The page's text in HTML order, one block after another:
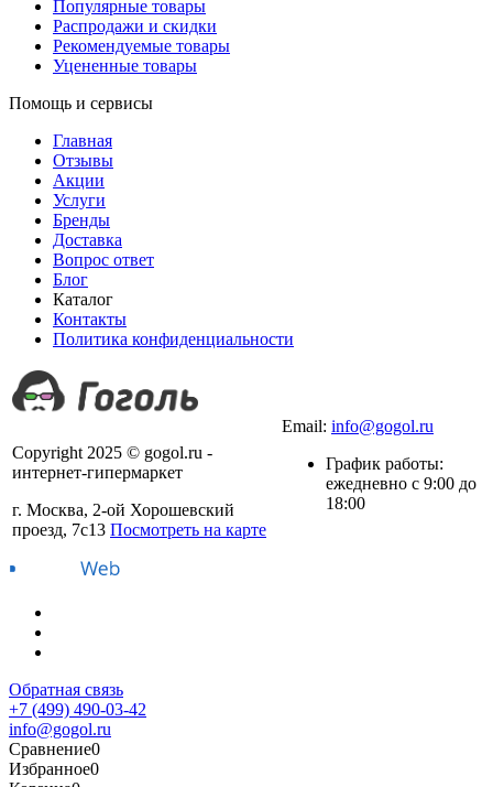
Популярные товары
Распродажи и скидки
Рекомендуемые товары
Уцененные товары
Помощь и сервисы
Главная
Отзывы
Акции
Услуги
Бренды
Доставка
Вопрос ответ
Блог
Каталог
Контакты
Политика конфиденциальности
Copyright 2025 © gogol.ru -
интернет-гипермаркет
г. Москва, 2-ой Хорошевский
проезд, 7с13 Посмотреть на карте
Email: info@gogol.ru
График работы:
ежедневно с 9:00 до
18:00
Обратная связь
+7 (499) 490-03-42
info@gogol.ru
Сравнение0
Избранное0